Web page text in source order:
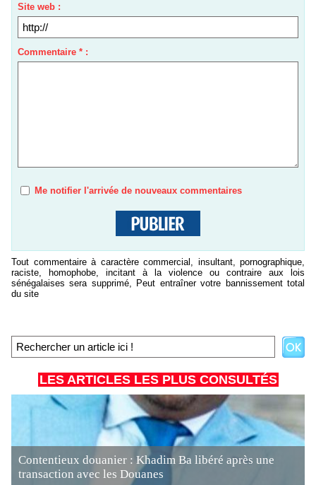
Site web :
Commentaire * :
Me notifier l'arrivée de nouveaux commentaires
Tout commentaire à caractère commercial, insultant, pornographique,
raciste, homophobe, incitant à la violence ou contraire aux lois
sénégalaises sera supprimé, Peut entraîner votre bannissement total
du site
LES ARTICLES LES PLUS CONSULTÉS
Contentieux douanier : Khadim Ba libéré après une
transaction avec les Douanes